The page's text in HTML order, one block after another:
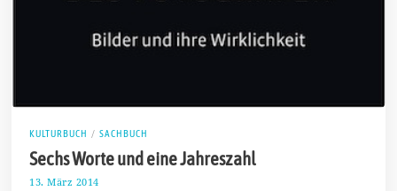
KULTURBUCH / SACHBUCH
Sechs Worte und eine Jahreszahl
13. März 2014